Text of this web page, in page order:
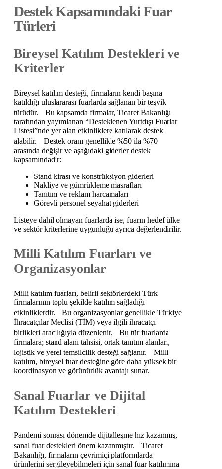
Destek Kapsamındaki Fuar
Türleri
Bireysel Katılım Destekleri ve
Kriterler
Bireysel katılım desteği, firmaların kendi başına
katıldığı uluslararası fuarlarda sağlanan bir teşvik
türüdür. Bu kapsamda firmalar, Ticaret Bakanlığı
tarafından yayımlanan “Desteklenen Yurtdışı Fuarlar
Listesi”nde yer alan etkinliklere katılarak destek
alabilir. Destek oranı genellikle %50 ila %70
arasında değişir ve aşağıdaki giderler destek
kapsamındadır:
Stand kirası ve konstrüksiyon giderleri
Nakliye ve gümrükleme masrafları
Tanıtım ve reklam harcamaları
Görevli personel seyahat giderleri
Listeye dahil olmayan fuarlarda ise, fuarın hedef ülke
ve sektör kriterlerine uygunluğu ayrıca değerlendirilir.
Milli Katılım Fuarları ve
Organizasyonlar
Milli katılım fuarları, belirli sektörlerdeki Türk
firmalarının toplu şekilde katılım sağladığı
etkinliklerdir. Bu organizasyonlar genellikle Türkiye
İhracatçılar Meclisi (TİM) veya ilgili ihracatçı
birlikleri aracılığıyla düzenlenir. Bu tür fuarlarda
firmalara; stand alanı tahsisi, ortak tanıtım alanları,
lojistik ve yerel temsilcilik desteği sağlanır. Milli
katılım, bireysel fuar desteğine göre daha yüksek bir
koordinasyon ve görünürlük avantajı sunar.
Sanal Fuarlar ve Dijital
Katılım Destekleri
Pandemi sonrası dönemde dijitalleşme hız kazanmış,
sanal fuar destekleri önem kazanmıştır. Ticaret
Bakanlığı, firmaların çevrimiçi platformlarda
ürünlerini sergileyebilmeleri için sanal fuar katılımına